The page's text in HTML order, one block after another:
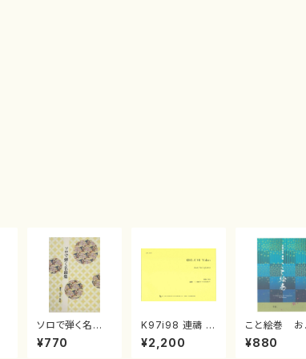
ソロで弾く名曲
集 クリスマス・
イブ／恋人がサ
¥770
K97i98 連禱 :
2台ピアノのため
の（2 Pianos /
¥2,200
こと絵巻 お
戸日本橋
¥880